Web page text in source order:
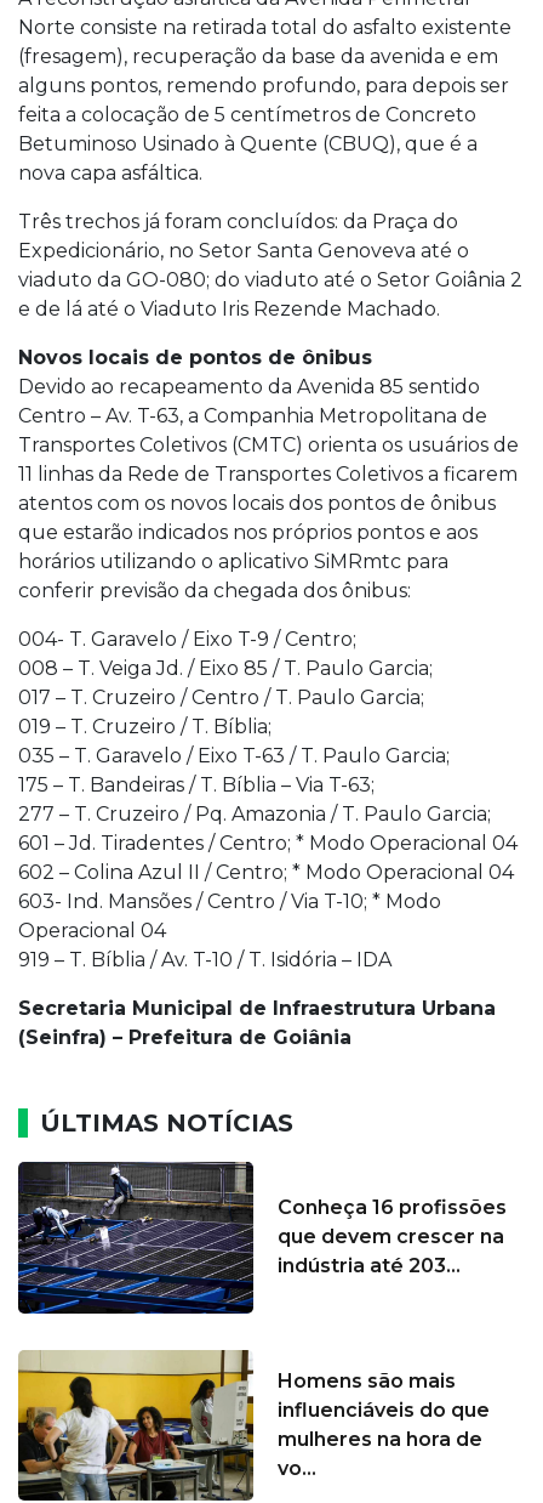
Norte consiste na retirada total do asfalto existente
(fresagem), recuperação da base da avenida e em
alguns pontos, remendo profundo, para depois ser
feita a colocação de 5 centímetros de Concreto
Betuminoso Usinado à Quente (CBUQ), que é a
nova capa asfáltica.
Três trechos já foram concluídos: da Praça do
Expedicionário, no Setor Santa Genoveva até o
viaduto da GO-080; do viaduto até o Setor Goiânia 2
e de lá até o Viaduto Iris Rezende Machado.
Novos locais de pontos de ônibus
Devido ao recapeamento da Avenida 85 sentido
Centro – Av. T-63, a Companhia Metropolitana de
Transportes Coletivos (CMTC) orienta os usuários de
11 linhas da Rede de Transportes Coletivos a ficarem
atentos com os novos locais dos pontos de ônibus
que estarão indicados nos próprios pontos e aos
horários utilizando o aplicativo SiMRmtc para
conferir previsão da chegada dos ônibus:
004- T. Garavelo / Eixo T-9 / Centro;
008 – T. Veiga Jd. / Eixo 85 / T. Paulo Garcia;
017 – T. Cruzeiro / Centro / T. Paulo Garcia;
019 – T. Cruzeiro / T. Bíblia;
035 – T. Garavelo / Eixo T-63 / T. Paulo Garcia;
175 – T. Bandeiras / T. Bíblia – Via T-63;
277 – T. Cruzeiro / Pq. Amazonia / T. Paulo Garcia;
601 – Jd. Tiradentes / Centro; * Modo Operacional 04
602 – Colina Azul II / Centro; * Modo Operacional 04
603- Ind. Mansões / Centro / Via T-10; * Modo
Operacional 04
919 – T. Bíblia / Av. T-10 / T. Isidória – IDA
Secretaria Municipal de Infraestrutura Urbana
(Seinfra) – Prefeitura de Goiânia
ÚLTIMAS NOTÍCIAS
Conheça 16 profissões
que devem crescer na
indústria até 203...
Homens são mais
influenciáveis do que
mulheres na hora de
vo...